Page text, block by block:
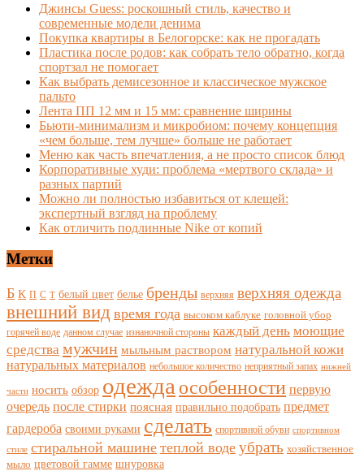
Джинсы Guess: роскошный стиль, качество и
современные модели денима
Покупка квартиры в Белогорске: как не прогадать
Пластика после родов: как собрать тело обратно, когда
спортзал не помогает
Как выбрать демисезонное и классическое мужское
пальто
Лента ПП 12 мм и 15 мм: сравнение ширины
Бьюти-минимализм и микробиом: почему концепция
«чем больше, тем лучше» больше не работает
Меню как часть впечатления, а не просто список блюд
Корпоративные худи: проблема «мертвого склада» и
разных партий
Можно ли полностью избавиться от клещей:
экспертный взгляд на проблему
Как отличить подлинные Nike от копий
Метки
Б К П С Т белый цвет белье бренды верхняя верхняя одежда
внешний вид время года высоком каблуке головной убор
горячей воде данном случае изнаночной стороны каждый день моющие
средства мужчин мыльным раствором натуральной кожи
натуральных материалов небольшое количество неприятный запах нижней
части носить обзор одежда особенности первую
очередь после стирки поясная правильно подобрать предмет
гардероба своими руками сделать спортивной обуви спортивном
стиле стиральной машине теплой воде убрать хозяйственное
мыло цветовой гамме шнуровка